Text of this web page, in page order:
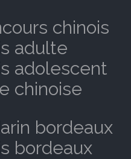
chinois
adulte
adolescent
chinoise
bordeaux
bordeaux